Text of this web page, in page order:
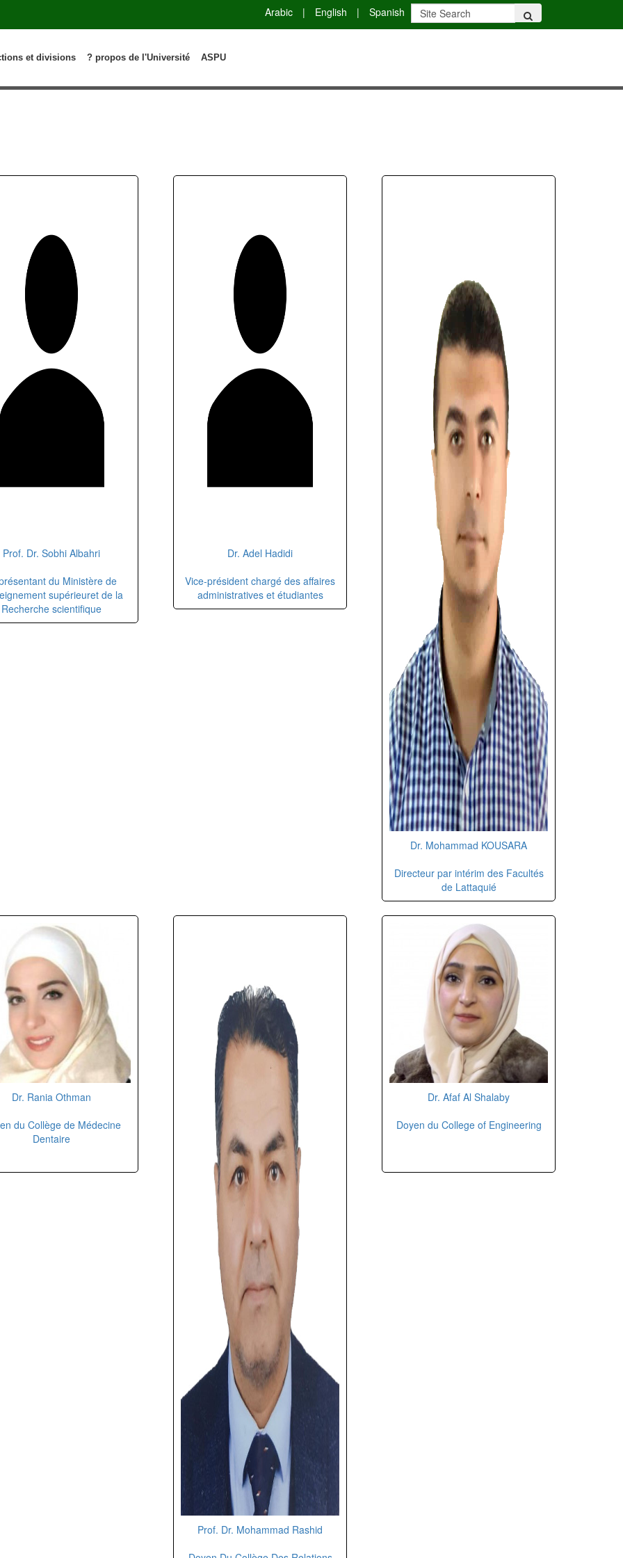
Arabic | English | Spanish
ASPU
? propos de l'Université
et divisions
Prof. Dr. Sobhi Albahri
du Ministère de
supérieuret de la
Recherche scientifique
Dr. Adel Hadidi
Vice-président chargé des affaires
administratives et étudiantes
Dr. Mohammad KOUSARA
Directeur par intérim des Facultés
de Lattaquié
Dr. Rania Othman
du Collège de Médecine
Dentaire
Prof. Dr. Mohammad Rashid
Dr. Afaf Al Shalaby
Doyen du College of Engineering